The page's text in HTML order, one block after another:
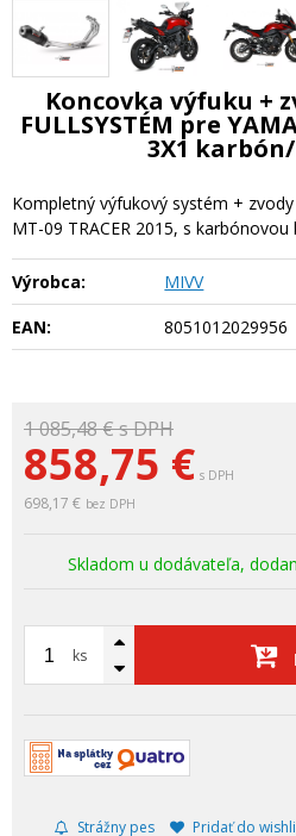
1 085,48 €s DPH
858,75 € s DPH
698,17 € bez DPH
Skladom u dodávateľa,
ks
Strážny pes Pridať do
Koncovka výfuku +
FULLSYSTÉM pre
3X1
Kompletný výfukový systém + zvody
MT-09 TRACER 2015, s
Výrobca:
MIVV
EAN:
8051012029956